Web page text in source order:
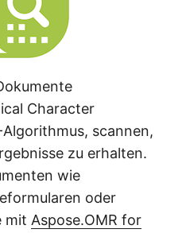
Character
scannen,
zu erhalten.
wie
oder
mit Aspose.OMR for